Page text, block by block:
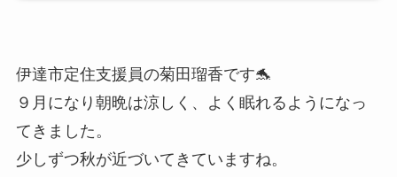
伊達市定住支援員の菊田瑠香です🐬
９月になり朝晩は涼しく、よく眠れるようになっ
てきました。
少しずつ秋が近づいてきていますね。